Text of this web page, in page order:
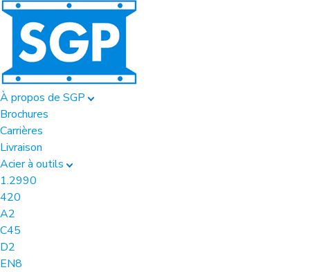
À propos de SGP
Brochures
Carrières
Livraison
Acier à outils
1.2990
420
A2
C45
D2
EN8